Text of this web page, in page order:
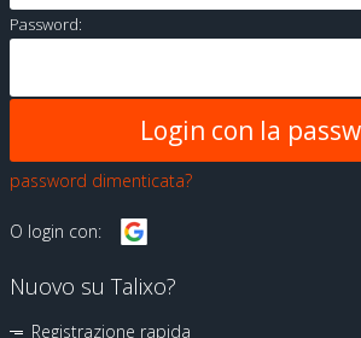
Password:
password dimenticata?
O login con:
Nuovo su Talixo?
Registrazione rapida